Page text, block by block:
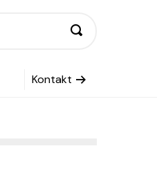
Kontakt